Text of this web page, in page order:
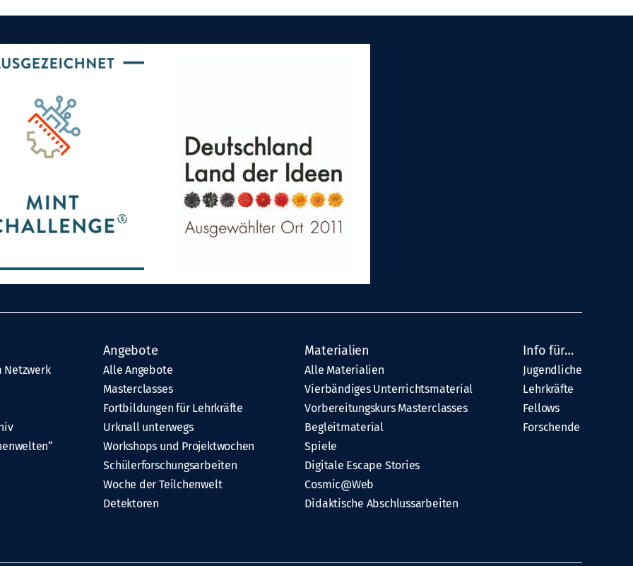
Netzwerk
Angebote
Alle Angebote
Masterclasses
Fortbildungen für Lehrkräfte
Urknall unterwegs
Workshops und Projektwochen
Schülerforschungsarbeiten
Woche der Teilchenwelt
Detektoren
Materialien
Alle Materialien
Vierbändiges Unterrichtsmaterial
Vorbereitungskurs Masterclasses
Begleitmaterial
Spiele
Digitale Escape Stories
Cosmic@Web
Didaktische Abschlussarbeiten
Info für…
Jugendliche
Lehrkräfte
Fellows
Forschende